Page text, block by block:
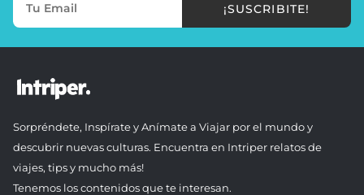
¡SUSCRIBITE!
Sorpréndete, Inspírate y Anímate a Viajar por el mundo y
descubrir nuevas culturas. Encuentra en Intriper relatos de
viajes, tips y mucho más!
Tenemos los contenidos que te interesan.